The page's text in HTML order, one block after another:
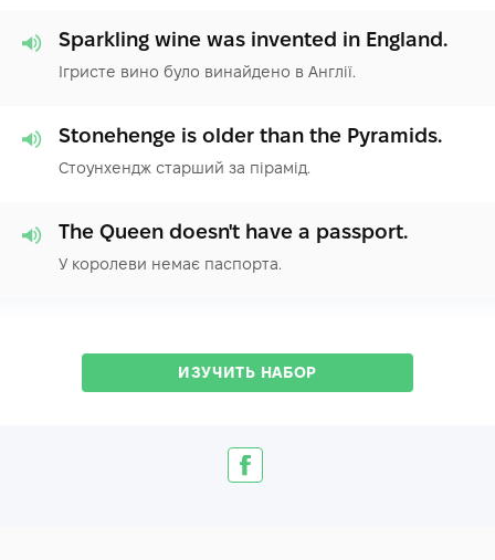
Sparkling wine was invented in England.
Ігристе вино було винайдено в Англії.
Stonehenge is older than the Pyramids.
Стоунхендж старший за пірамід.
The Queen doesn't have a passport.
У королеви немає паспорта.
ИЗУЧИТЬ НАБОР